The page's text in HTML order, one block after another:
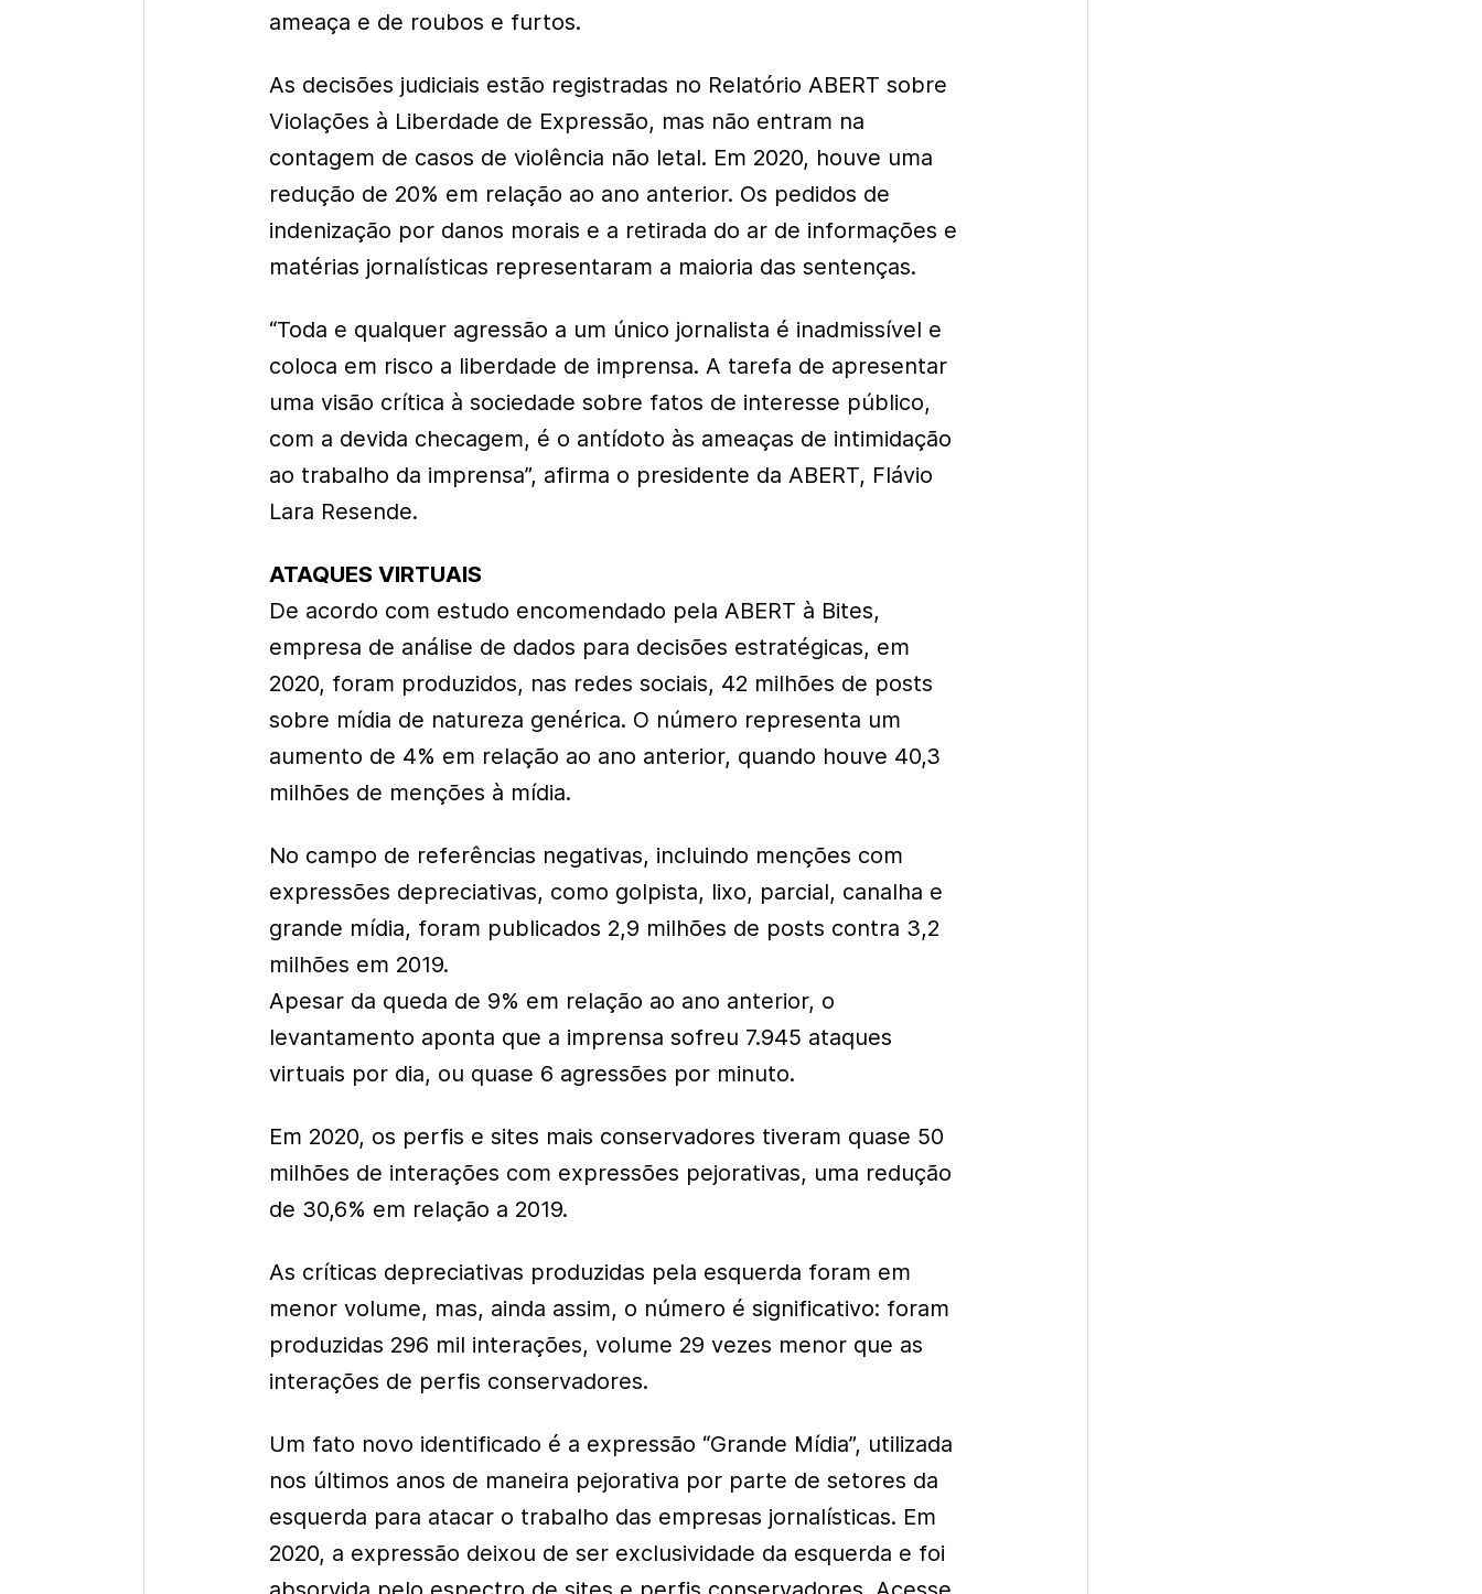
ameaça e de roubos e furtos.
As decisões judiciais estão registradas no Relatório ABERT sobre
Violações à Liberdade de Expressão, mas não entram na
contagem de casos de violência não letal. Em 2020, houve uma
redução de 20% em relação ao ano anterior. Os pedidos de
indenização por danos morais e a retirada do ar de informações e
matérias jornalísticas representaram a maioria das sentenças.
“Toda e qualquer agressão a um único jornalista é inadmissível e
coloca em risco a liberdade de imprensa. A tarefa de apresentar
uma visão crítica à sociedade sobre fatos de interesse público,
com a devida checagem, é o antídoto às ameaças de intimidação
ao trabalho da imprensa”, afirma o presidente da ABERT, Flávio
Lara Resende.
ATAQUES VIRTUAIS
De acordo com estudo encomendado pela ABERT à Bites,
empresa de análise de dados para decisões estratégicas, em
2020, foram produzidos, nas redes sociais, 42 milhões de posts
sobre mídia de natureza genérica. O número representa um
aumento de 4% em relação ao ano anterior, quando houve 40,3
milhões de menções à mídia.
No campo de referências negativas, incluindo menções com
expressões depreciativas, como golpista, lixo, parcial, canalha e
grande mídia, foram publicados 2,9 milhões de posts contra 3,2
milhões em 2019.
Apesar da queda de 9% em relação ao ano anterior, o
levantamento aponta que a imprensa sofreu 7.945 ataques
virtuais por dia, ou quase 6 agressões por minuto.
Em 2020, os perfis e sites mais conservadores tiveram quase 50
milhões de interações com expressões pejorativas, uma redução
de 30,6% em relação a 2019.
As críticas depreciativas produzidas pela esquerda foram em
menor volume, mas, ainda assim, o número é significativo: foram
produzidas 296 mil interações, volume 29 vezes menor que as
interações de perfis conservadores.
Um fato novo identificado é a expressão “Grande Mídia”, utilizada
nos últimos anos de maneira pejorativa por parte de setores da
esquerda para atacar o trabalho das empresas jornalísticas. Em
2020, a expressão deixou de ser exclusividade da esquerda e foi